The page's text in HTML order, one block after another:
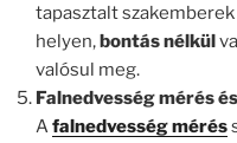
tapasztalt
helyen, bontás nélkül
valósul meg.
Falnedvesség mérés
Afalnedvesség mérés